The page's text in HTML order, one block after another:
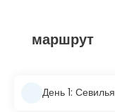
маршрут
День 1: Севилья